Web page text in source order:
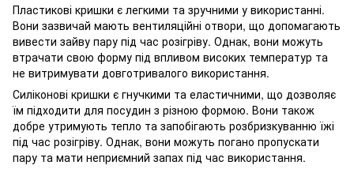
Пластикові кришки є легкими та зручними у використанні.
Вони зазвичай мають вентиляційні отвори, що допомагають
вивести зайву пару під час розігріву. Однак, вони можуть
втрачати свою форму під впливом високих температур та
не витримувати довготривалого використання.
Силіконові кришки є гнучкими та еластичними, що дозволяє
їм підходити для посудин з різною формою. Вони також
добре утримують тепло та запобігають розбризкуванню їжі
під час розігріву. Однак, вони можуть погано пропускати
пару та мати неприємний запах під час використання.